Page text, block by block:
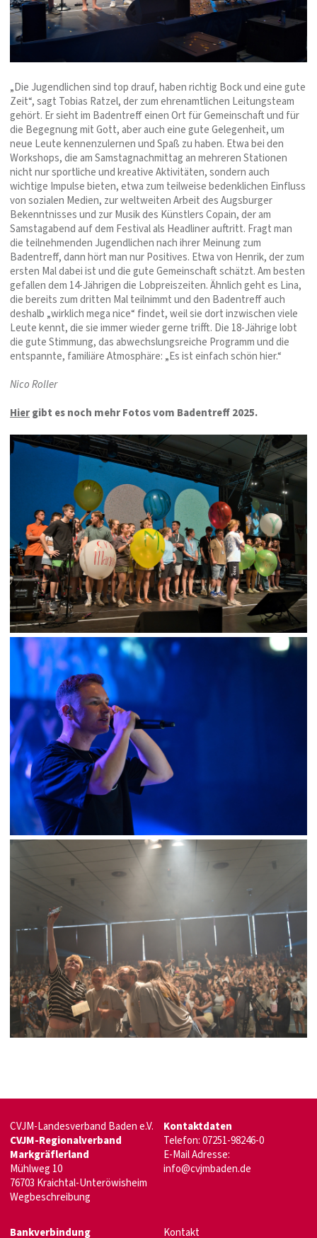
„Die Jugendlichen sind top drauf, haben richtig Bock und eine gute
Zeit“, sagt Tobias Ratzel, der zum ehrenamtlichen Leitungsteam
gehört. Er sieht im Badentreff einen Ort für Gemeinschaft und für
die Begegnung mit Gott, aber auch eine gute Gelegenheit, um
neue Leute kennenzulernen und Spaß zu haben. Etwa bei den
Workshops, die am Samstagnachmittag an mehreren Stationen
nicht nur sportliche und kreative Aktivitäten, sondern auch
wichtige Impulse bieten, etwa zum teilweise bedenklichen Einfluss
von sozialen Medien, zur weltweiten Arbeit des Augsburger
Bekenntnisses und zur Musik des Künstlers Copain, der am
Samstagabend auf dem Festival als Headliner auftritt. Fragt man
die teilnehmenden Jugendlichen nach ihrer Meinung zum
Badentreff, dann hört man nur Positives. Etwa von Henrik, der zum
ersten Mal dabei ist und die gute Gemeinschaft schätzt. Am besten
gefallen dem 14-Jährigen die Lobpreiszeiten. Ähnlich geht es Lina,
die bereits zum dritten Mal teilnimmt und den Badentreff auch
deshalb „wirklich mega nice“ findet, weil sie dort inzwischen viele
Leute kennt, die sie immer wieder gerne trifft. Die 18-Jährige lobt
die gute Stimmung, das abwechslungsreiche Programm und die
entspannte, familiäre Atmosphäre: „Es ist einfach schön hier.“
Nico Roller
Hiergibt es noch mehr Fotos vom Badentreff 2025.
CVJM-Landesverband Baden e.V.
CVJM-Regionalverband
Markgräflerland
Mühlweg 10
76703 Kraichtal-Unteröwisheim
Wegbeschreibung
Kontaktdaten
Telefon: 07251-98246-0
E-Mail Adresse:
info@cvjmbaden.de
Bankverbindung Kontakt